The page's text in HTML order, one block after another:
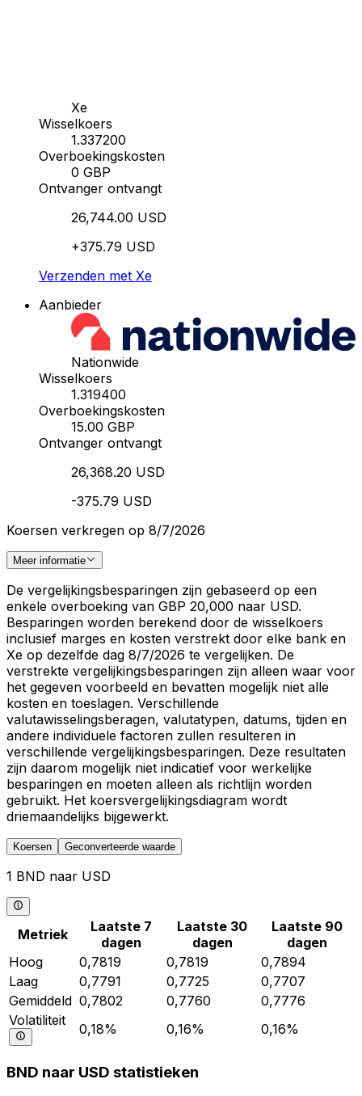
Xe
Wisselkoers
1.337200
Overboekingskosten
0 GBP
Ontvanger ontvangt
26,744.00 USD
+375.79 USD
Verzenden met Xe
Aanbieder
Nationwide
Wisselkoers
1.319400
Overboekingskosten
15.00 GBP
Ontvanger ontvangt
26,368.20 USD
-375.79 USD
Koersen verkregen op 8/7/2026
Meer informatie
De vergelijkingsbesparingen zijn gebaseerd op een
enkele overboeking van GBP 20,000 naar USD.
Besparingen worden berekend door de wisselkoers
inclusief marges en kosten verstrekt door elke bank en
Xe op dezelfde dag 8/7/2026 te vergelijken. De
verstrekte vergelijkingsbesparingen zijn alleen waar voor
het gegeven voorbeeld en bevatten mogelijk niet alle
kosten en toeslagen. Verschillende
valutawisselingsberagen, valutatypen, datums, tijden en
andere individuele factoren zullen resulteren in
verschillende vergelijkingsbesparingen. Deze resultaten
zijn daarom mogelijk niet indicatief voor werkelijke
besparingen en moeten alleen als richtlijn worden
gebruikt. Het koersvergelijkingsdiagram wordt
driemaandelijks bijgewerkt.
Koersen Geconverteerde waarde
1 BND naar USD
Metriek
Laatste 7
dagen
Laatste 30
dagen
Laatste 90
dagen
Hoog
0,7819 0,7819
0,7894
Laag
0,7791 0,7725
0,7707
Gemiddeld 0,7802 0,7760
0,7776
Volatiliteit
0,18% 0,16% 0,16%
BND naar USD statistieken